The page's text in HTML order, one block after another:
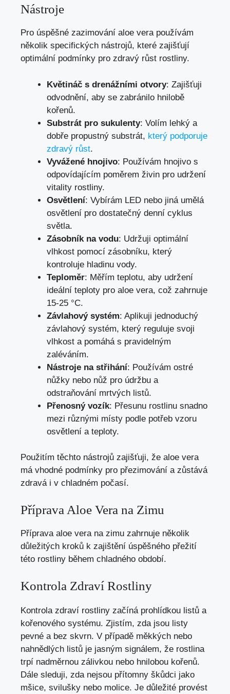
Nástroje
Pro úspěšné zazimování aloe vera používám
několik specifických nástrojů, které zajišťují
optimální podmínky pro zdravý růst rostliny.
Květináč s drenážními otvory: Zajišťuji
odvodnění, aby se zabránilo hnilobě
kořenů.
Substrát pro sukulenty: Volím lehký a
dobře propustný substrát, který podporuje
zdravý růst.
Vyvážené hnojivo: Používám hnojivo s
odpovídajícím poměrem živin pro udržení
vitality rostliny.
Osvětlení: Vybírám LED nebo jiná umělá
osvětlení pro dostatečný denní cyklus
světla.
Zásobník na vodu: Udržuji optimální
vlhkost pomocí zásobníku, který
kontroluje hladinu vody.
Teploměr: Měřím teplotu, aby udržení
ideální teploty pro aloe vera, což zahrnuje
15-25 °C.
Závlahový systém: Aplikuji jednoduchý
závlahový systém, který reguluje svoji
vlhkost a pomáhá s pravidelným
zaléváním.
Nástroje na střihání: Používám ostré
nůžky nebo nůž pro údržbu a
odstraňování mrtvých listů.
Přenosný vozík: Přesunu rostlinu snadno
mezi různými místy podle potřeb vzoru
osvětlení a teploty.
Použitím těchto nástrojů zajišťuji, že aloe vera
má vhodné podmínky pro přezimování a zůstává
zdravá i v chladném počasí.
Příprava Aloe Vera na Zimu
Příprava aloe vera na zimu zahrnuje několik
důležitých kroků k zajištění úspěšného přežití
této rostliny během chladného období.
Kontrola Zdraví Rostliny
Kontrola zdraví rostliny začíná prohlídkou listů a
kořenového systému. Zjistím, zda jsou listy
pevné a bez skvrn. V případě měkkých nebo
nahnědlých listů je jasným signálem, že rostlina
trpí nadměrnou zálivkou nebo hnilobou kořenů.
Dále sleduji, zda nejsou přítomny škůdci jako
mšice, svilušky nebo molice. Je důležité provést